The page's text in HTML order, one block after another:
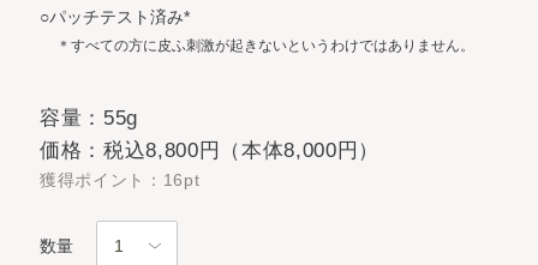
○パッチテスト済み*
＊すべての方に皮ふ刺激が起きないというわけではありません。
容量：55g
価格：税込8,800円（本体8,000円）
獲得ポイント：16pt
数量